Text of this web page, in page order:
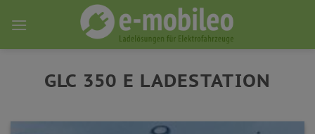
GLC 350 E LADESTATION